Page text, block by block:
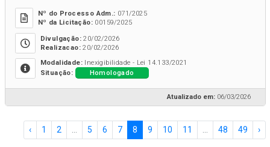
Nº do Processo Adm.: 071/2025
Nº da Licitação:00159/2025
Divulgação:20/02/2026
Realizacao:20/02/2026
Modalidade:Inexigibilidade - Lei 14.133/2021
Situação:
Homologado
Atualizado em: 06/03/2026
‹ 1 2 5 6 7 8 9 10 11 48 49 ›